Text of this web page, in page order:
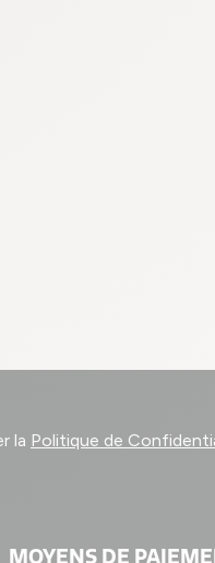
la Politique de
MOYENS DE